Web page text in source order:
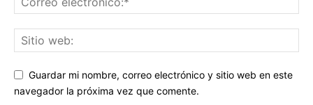
Guardar mi nombre, correo electrónico y sitio web en este
navegador la próxima vez que comente.